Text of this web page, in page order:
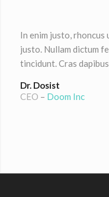
In enim justo,
justo. Nullam dictum
tincidunt. Cras
Dr. Dosist
CEO – Doom Inc